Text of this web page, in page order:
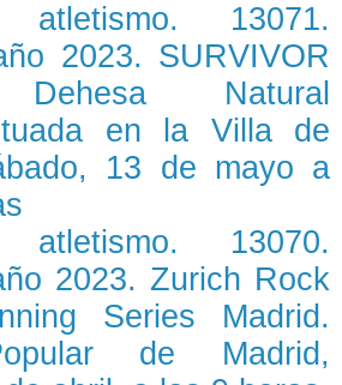
13071.
2023. SURVIVOR
Dehesa Natural
en la Villa de
13 de mayo a
13070.
2023. Zurich Rock
Series Madrid.
de Madrid,